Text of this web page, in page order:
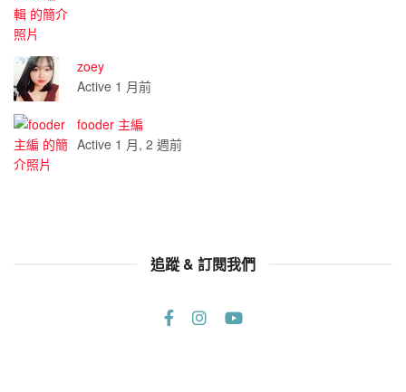
zoey
Active 1 月前
fooder 主編
Active 1 月, 2 週前
追蹤 & 訂閱我們